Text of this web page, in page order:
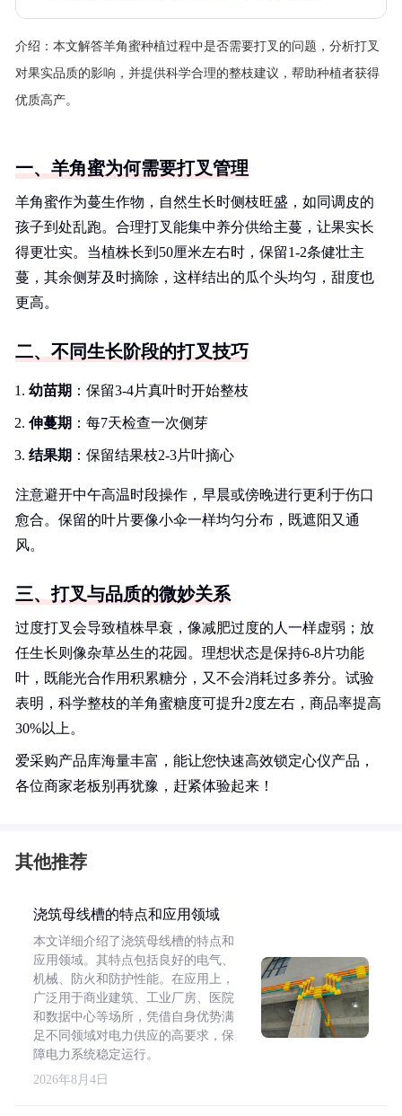
介绍： 本文解答羊角蜜种植过程中是否需要打叉的问题，分析打叉
对果实品质的影响，并提供科学合理的整枝建议，帮助种植者获得
优质高产。
一、羊角蜜为何需要打叉管理
羊角蜜作为蔓生作物，自然生长时侧枝旺盛，如同调皮的
孩子到处乱跑。合理打叉能集中养分供给主蔓，让果实长
得更壮实。当植株长到50厘米左右时，保留1-2条健壮主
蔓，其余侧芽及时摘除，这样结出的瓜个头均匀，甜度也
更高。
二、不同生长阶段的打叉技巧
幼苗期 ：保留3-4片真叶时开始整枝
伸蔓期 ：每7天检查一次侧芽
结果期 ：保留结果枝2-3片叶摘心
注意避开中午高温时段操作，早晨或傍晚进行更利于伤口
愈合。保留的叶片要像小伞一样均匀分布，既遮阳又通
风。
三、打叉与品质的微妙关系
过度打叉会导致植株早衰，像减肥过度的人一样虚弱；放
任生长则像杂草丛生的花园。理想状态是保持6-8片功能
叶，既能光合作用积累糖分，又不会消耗过多养分。试验
表明，科学整枝的羊角蜜糖度可提升2度左右，商品率提高
30%以上。
爱采购产品库海量丰富，能让您快速高效锁定心仪产品，
各位商家老板别再犹豫，赶紧体验起来！
其他推荐
浇筑母线槽的特点和应用领域
本文详细介绍了浇筑母线槽的特点和
应用领域。其特点包括良好的电气、
机械、防火和防护性能。在应用上，
广泛用于商业建筑、工业厂房、医院
和数据中心等场所，凭借自身优势满
足不同领域对电力供应的高要求，保
障电力系统稳定运行。
2026年8月4日